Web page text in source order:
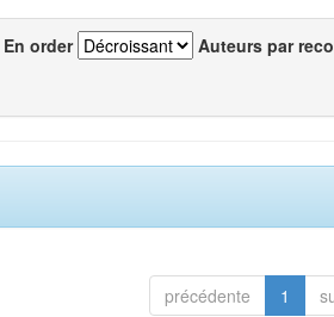
En order Auteurs par
précédente 1